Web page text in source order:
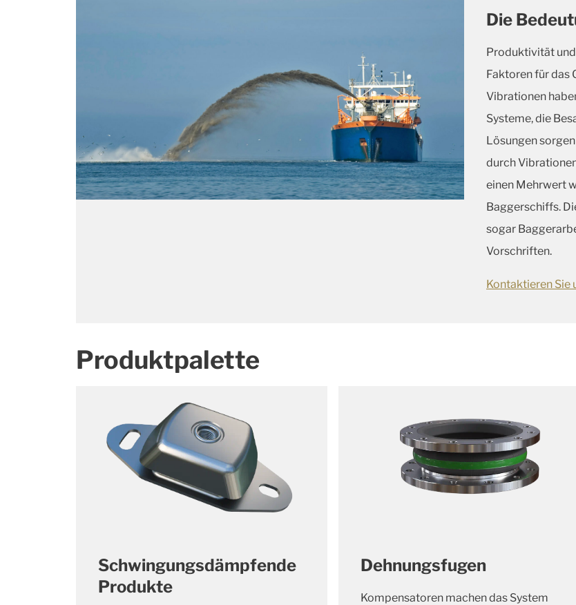
Die
Produktivität
Faktoren für das
Vibrationen
Systeme, die
Lösungen
durch
einen Mehrwert
Baggerschiffs.
sogar
Vorschriften.
Kontaktieren Sie
Produktpalette
Schwingungsdämpfende
Produkte
Dehnungsfugen
Kompensatoren machen das System